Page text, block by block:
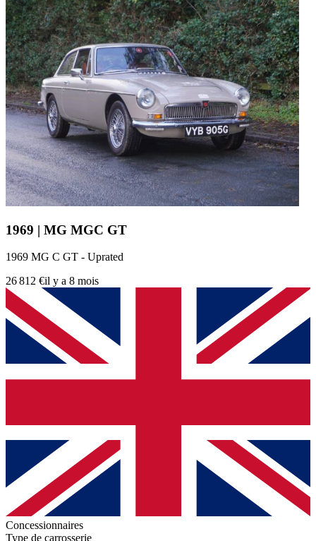
1969 | MG MGC GT
1969 MG C GT - Uprated
26 812 €il y a 8 mois
Concessionnaires
Type de carrosserie